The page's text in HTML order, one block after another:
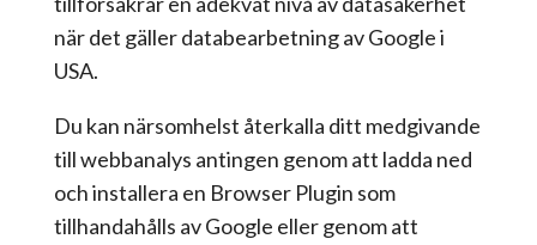
när det gäller databearbetning av Google i
USA.
Du kan närsomhelst återkalla ditt medgivande
till webbanalys antingen genom att ladda ned
och installera en Browser Plugin som
tillhandahålls av Google eller genom att